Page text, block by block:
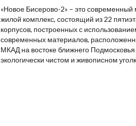
«Новое Бисерово-2» – это
жилой комплекс, состоящий из 22
корпусов, построенных с
современных материалов,
МКАД на востоке ближнего Подмосковья
экологически чистом и живописном